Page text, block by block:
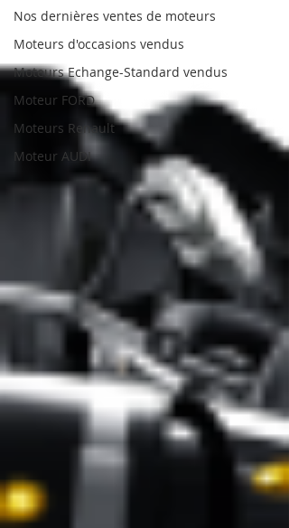
Nos dernières ventes de moteurs
Moteurs d'occasions vendus
Moteurs Echange-Standard vendus
Moteur FORD
Moteurs Renault
Moteur AUDI